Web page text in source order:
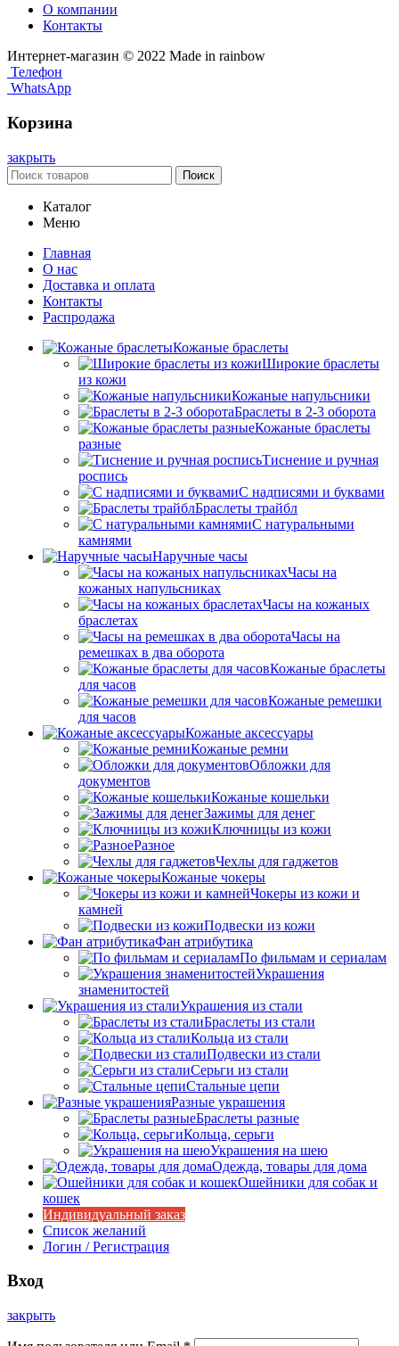
О компании
Контакты
Интернет-магазин © 2022 Made in rainbow
Телефон
WhatsApp
Корзина
закрыть
Поиск
Каталог
Меню
Главная
О нас
Доставка и оплата
Контакты
Распродажа
Кожаные браслеты
Широкие браслеты
из кожи
Кожаные напульсники
Браслеты в 2-3 оборота
Кожаные браслеты
разные
Тиснение и ручная
роспись
С надписями и буквами
Браслеты трайбл
С натуральными
камнями
Наручные часы
Часы на
кожаных напульсниках
Часы на кожаных
браслетах
Часы на
ремешках в два оборота
Кожаные браслеты
для часов
Кожаные ремешки
для часов
Кожаные аксессуары
Кожаные ремни
Обложки для
документов
Кожаные кошельки
Зажимы для денег
Ключницы из кожи
Разное
Чехлы для гаджетов
Кожаные чокеры
Чокеры из кожи и
камней
Подвески из кожи
Фан атрибутика
По фильмам и сериалам
Украшения
знаменитостей
Украшения из стали
Браслеты из стали
Кольца из стали
Подвески из стали
Серьги из стали
Стальные цепи
Разные украшения
Браслеты разные
Кольца, серьги
Украшения на шею
Одежда, товары для дома
Ошейники для собак и
кошек
Индивидуальный заказ
Список желаний
Логин / Регистрация
Вход
закрыть